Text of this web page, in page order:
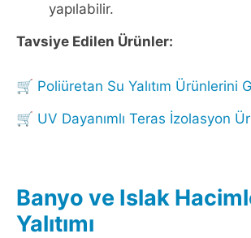
yapılabilir.
Tavsiye Edilen Ürünler:
🛒 Poliüretan Su Yalıtım Ürünlerini
🛒 UV Dayanımlı Teras İzolasyon
Banyo ve Islak
Yalıtımı